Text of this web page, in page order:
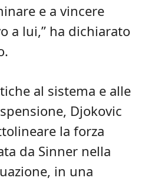
e a vincere
a lui,” ha dichiarato
al sistema e alle
Djokovic
la forza
da Sinner nella
in una